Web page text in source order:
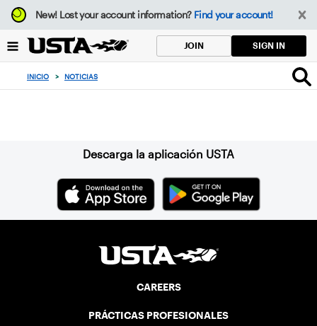
Enfoque
desde
botón
volver
New!Lost your account information? Find your account!
JOIN SIGN IN
INICIO > NOTICIAS
Descarga la aplicación USTA
CAREERS
PRÁCTICAS PROFESIONALES